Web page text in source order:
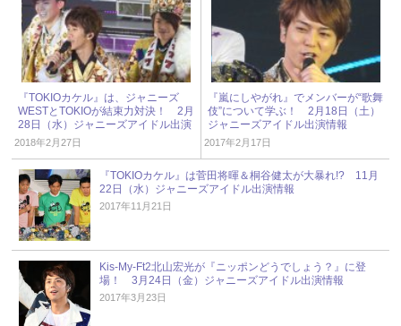
『TOKIOカケル』は、ジャニーズ
WESTとTOKIOが結束力対決！ 2月
28日（水）ジャニーズアイドル出演
情報
2018年2月27日
『嵐にしやがれ』でメンバーが“歌舞
伎”について学ぶ！ 2月18日（土）
ジャニーズアイドル出演情報
2017年2月17日
『TOKIOカケル』は菅田将暉＆桐谷健太が大暴れ!? 11月
22日（水）ジャニーズアイドル出演情報
2017年11月21日
Kis-My-Ft2北山宏光が『ニッポンどうでしょう？』に登
場！ 3月24日（金）ジャニーズアイドル出演情報
2017年3月23日